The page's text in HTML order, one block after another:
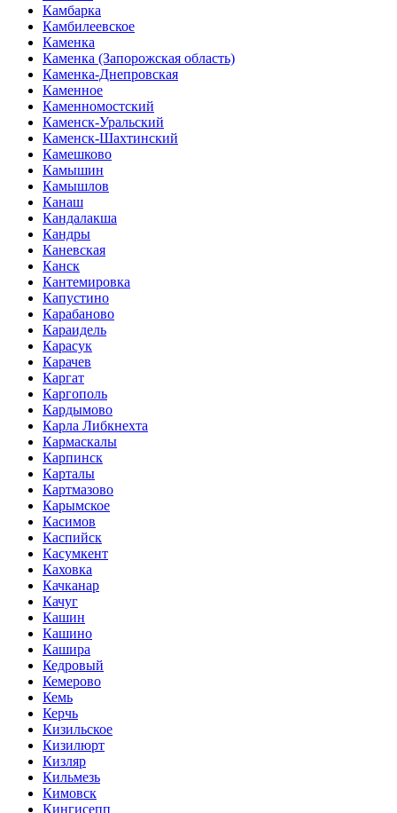
Камбарка
Камбилеевское
Каменка
Каменка (Запорожская область)
Каменка-Днепровская
Каменное
Каменномостский
Каменск-Уральский
Каменск-Шахтинский
Камешково
Камышин
Камышлов
Канаш
Кандалакша
Кандры
Каневская
Канск
Кантемировка
Капустино
Карабаново
Караидель
Карасук
Карачев
Каргат
Каргополь
Кардымово
Карла Либкнехта
Кармаскалы
Карпинск
Карталы
Картмазово
Карымское
Касимов
Каспийск
Касумкент
Каховка
Качканар
Качуг
Кашин
Кашино
Кашира
Кедровый
Кемерово
Кемь
Керчь
Кизильское
Кизилюрт
Кизляр
Кильмезь
Кимовск
Кингисепп